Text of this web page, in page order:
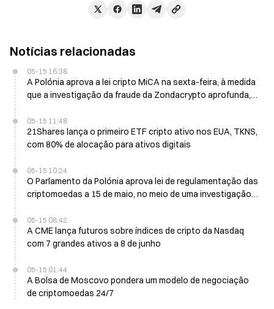
Notícias relacionadas
05-15 16:38
A Polónia aprova a lei cripto MiCA na sexta-feira, à medida
que a investigação da fraude da Zondacrypto aprofunda,
05-15 11:48
21Shares lança o primeiro ETF cripto ativo nos EUA, TKNS,
com 80% de alocação para ativos digitais
05-15 10:24
O Parlamento da Polónia aprova lei de regulamentação das
criptomoedas a 15 de maio, no meio de uma investigação
de 95,93 milhões de dólares
05-15 08:42
A CME lança futuros sobre índices de cripto da Nasdaq
com 7 grandes ativos a 8 de junho
05-15 01:44
A Bolsa de Moscovo pondera um modelo de negociação
de criptomoedas 24/7